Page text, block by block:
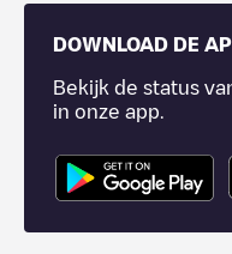
DOWNLOAD DE
Bekijk de status
in onze app.